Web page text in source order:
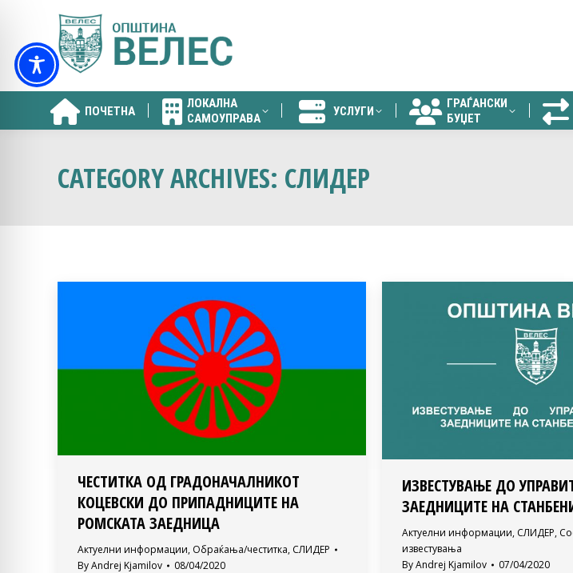
ПОЧЕТНА
ЛОКАЛНА
САМОУПРАВА
УСЛУГИ
ГРАЃАНСКИ
БУЏЕТ
CATEGORY ARCHIVES: СЛИДЕР
ЧЕСТИТКА ОД ГРАДОНАЧАЛНИКОТ
КОЦЕВСКИ ДО ПРИПАДНИЦИТЕ НА
РОМСКАТА ЗАЕДНИЦА
Актуелни информации, Обраќања/честитка, СЛИДЕР
ByAndrej Kjamilov 08/04/2020
ИЗВЕСТУВАЊЕ ДО
ЗАЕДНИЦИТЕ НА
Актуелни информации, СЛИДЕР,
известувања
ByAndrej Kjamilov 07/04/2020
ПОЧЕТНА